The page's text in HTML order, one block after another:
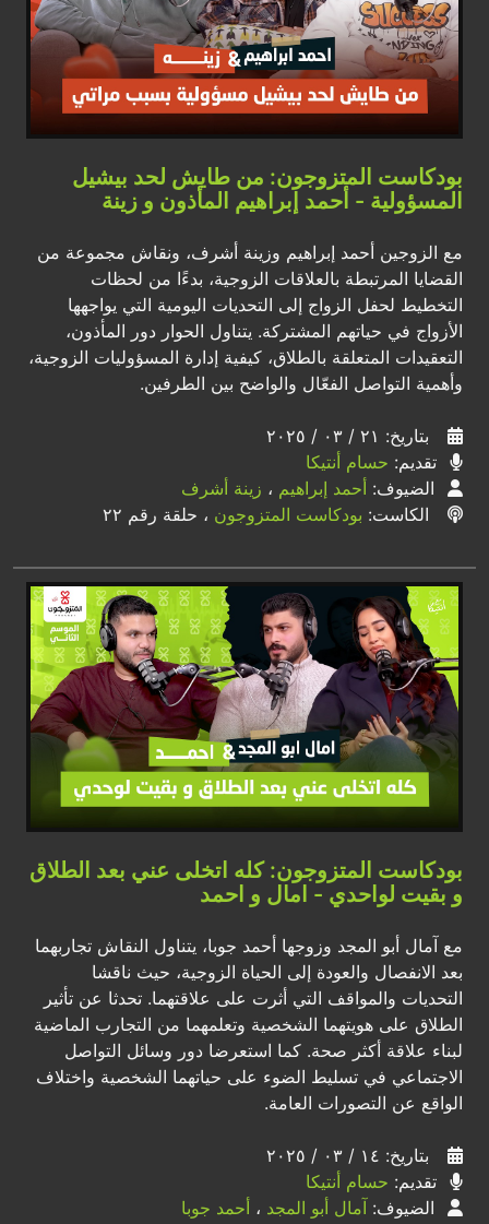
بودكاست المتزوجون: من طايش لحد بيشيل
المسؤولية - أحمد إبراهيم المأذون و زينة
مع الزوجين أحمد إبراهيم وزينة أشرف، ونقاش مجموعة من
القضايا المرتبطة بالعلاقات الزوجية، بدءًا من لحظات
التخطيط لحفل الزواج إلى التحديات اليومية التي يواجهها
الأزواج في حياتهم المشتركة. يتناول الحوار دور المأذون،
التعقيدات المتعلقة بالطلاق، كيفية إدارة المسؤوليات الزوجية،
وأهمية التواصل الفعّال والواضح بين الطرفين.
بتاريخ: ٢١ / ٠٣ / ٢٠٢٥
تقديم: حسام أنتيكا
الضيوف: أحمد إبراهيم ، زينة أشرف
الكاست: بودكاست المتزوجون ، حلقة رقم ٢٢
بودكاست المتزوجون: كله اتخلى عني بعد الطلاق
و بقيت لواحدي - امال و احمد
مع آمال أبو المجد وزوجها أحمد جوبا، يتناول النقاش تجاربهما
بعد الانفصال والعودة إلى الحياة الزوجية، حيث ناقشا
التحديات والمواقف التي أثرت على علاقتهما. تحدثا عن تأثير
الطلاق على هويتهما الشخصية وتعلمهما من التجارب الماضية
لبناء علاقة أكثر صحة. كما استعرضا دور وسائل التواصل
الاجتماعي في تسليط الضوء على حياتهما الشخصية واختلاف
الواقع عن التصورات العامة.
بتاريخ: ١٤ / ٠٣ / ٢٠٢٥
تقديم: حسام أنتيكا
الضيوف: آمال أبو المجد ، أحمد جوبا